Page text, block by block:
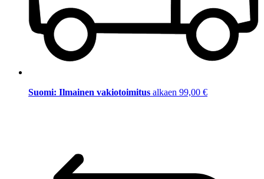
Suomi: Ilmainen vakiotoimitus alkaen 99,00 €